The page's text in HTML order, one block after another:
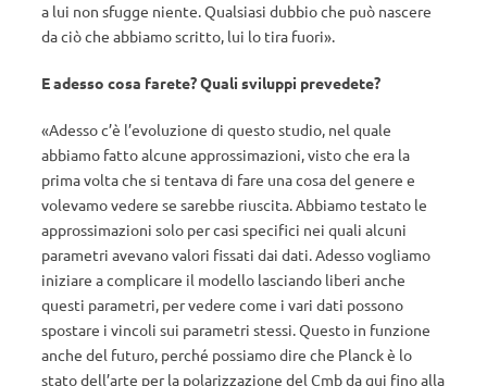
a lui non sfugge niente. Qualsiasi dubbio che può nascere
da ciò che abbiamo scritto, lui lo tira fuori».
E adesso cosa farete? Quali sviluppi prevedete?
«Adesso c’è l’evoluzione di questo studio, nel quale
abbiamo fatto alcune approssimazioni, visto che era la
prima volta che si tentava di fare una cosa del genere e
volevamo vedere se sarebbe riuscita. Abbiamo testato le
approssimazioni solo per casi specifici nei quali alcuni
parametri avevano valori fissati dai dati. Adesso vogliamo
iniziare a complicare il modello lasciando liberi anche
questi parametri, per vedere come i vari dati possono
spostare i vincoli sui parametri stessi. Questo in funzione
anche del futuro, perché possiamo dire che Planck è lo
stato dell’arte per la polarizzazione del Cmb da qui fino alla